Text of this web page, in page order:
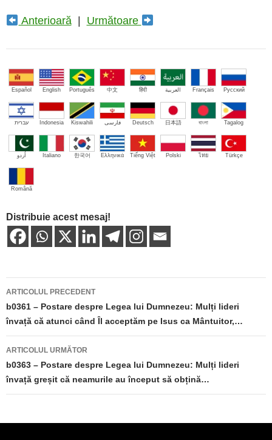
Anterioară| Următoare
Español English Português 中文 हिंदी العربية Français Русский
עברית Indonesia Kiswahili فارسی Deutsch 日本語 বাংলা Tagalog
اُردو Italiano 한국어 Ελληνικά Tiếng Việt Polski ไทย Türkçe
Română
Distribuie acest mesaj!
Navigare
în
articole
ARTICOLUL PRECEDENT
b0361 – Postare despre Legea lui Dumnezeu: Mulți lideri
învață că atunci când Îl acceptăm pe Isus ca Mântuitor,…
ARTICOLUL URMĂTOR
b0363 – Postare despre Legea lui Dumnezeu: Mulți lideri
învață greșit că neamurile au început să obțină…